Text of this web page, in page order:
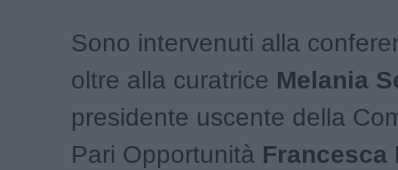
Sono intervenuti alla
oltre alla curatrice Melania
presidente uscente della
Pari Opportunità Francesca